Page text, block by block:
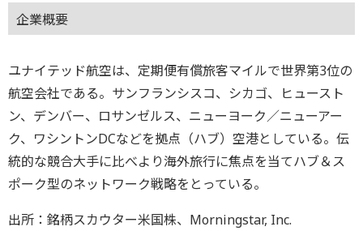
企業概要
ユナイテッド航空は、定期便有償旅客マイルで世界第3位の
航空会社である。サンフランシスコ、シカゴ、ヒュースト
ン、デンバー、ロサンゼルス、ニューヨーク／ニューアー
ク、ワシントンDCなどを拠点（ハブ）空港としている。伝
統的な競合大手に比べより海外旅行に焦点を当てハブ＆ス
ポーク型のネットワーク戦略をとっている。
出所：銘柄スカウター米国株、Morningstar, Inc.